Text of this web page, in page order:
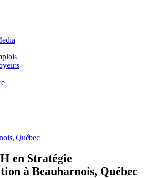
Québec
en Stratégie
à Beauharnois, Québec